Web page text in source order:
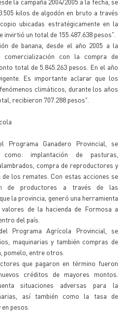
kilos de algodón en bruto a través
ubicadas estratégicamente en la
un total de 155.487.638 pesos".
de banana, desde el año 2005 a la
con la compra de
total de 5.845.263 pesos. En el año
Es importante aclarar que los
climáticos, durante los años
recibieron 707.288 pesos".
Programa Ganadero Provincial, se
implantación de pasturas,
compra de reproductores y
los remates. Con estas acciones se
de productores a través de las
la provincia, generó una herramienta
de la hacienda de Formosa a
del país.
Programa Agrícola Provincial, se
maquinarias y también compras de
pomelo, entre otros.
que pagaron en término fueron
créditos de mayores montos.
situaciones adversas para la
así también como la tasa de
pesos.